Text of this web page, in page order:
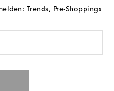
Trends, Pre-Shoppings